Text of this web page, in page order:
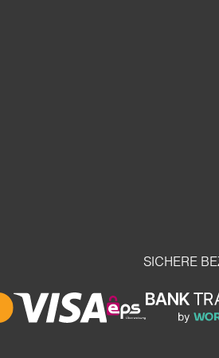
SICHERE